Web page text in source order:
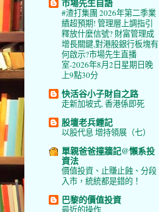
市場先生自語
#渣打集團 2026年第二季業
績超預期! 管理層上調指引
釋放什麼信號? 財富管理成
增長關鍵,對港股銀行板塊有
何啟示?市場先生直播
室-2026年8月2日星期日晚
上9點30分
快活谷小子財自之路
走新加坡式, 香港係即死
股壇老兵鍾記
以股代息 增持領展（七）
單親爸爸撞牆記@懶系投
資法
價值投資、止賺止蝕、分段
入市，統統都是錯的！
巴黎的價值投資
最近的操作